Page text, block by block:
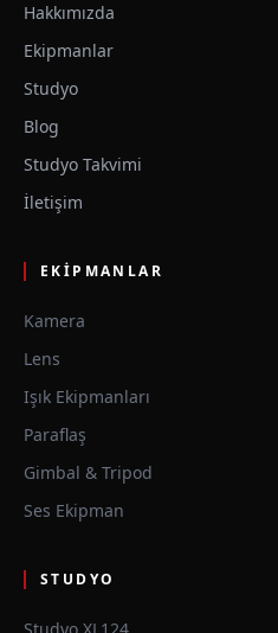
Hakkımızda
Ekipmanlar
Studyo
Blog
Studyo Takvimi
İletişim
EKIPMANLAR
Kamera
Lens
Işık Ekipmanları
Paraflaş
Gimbal & Tripod
Ses Ekipman
STUDYO